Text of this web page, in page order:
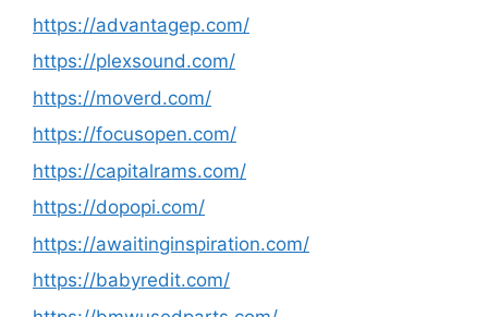
https://advantagep.com/
https://plexsound.com/
https://moverd.com/
https://focusopen.com/
https://capitalrams.com/
https://dopopi.com/
https://awaitinginspiration.com/
https://babyredit.com/